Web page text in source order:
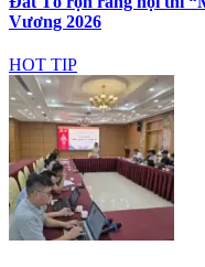
Vương 2026
HOT TIP